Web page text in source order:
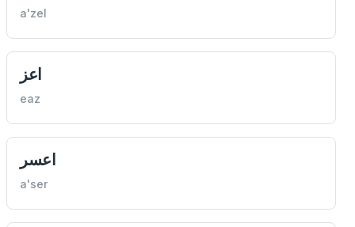
a'zel
اعز
eaz
اعسر
a'ser